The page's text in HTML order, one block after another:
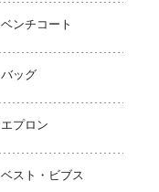
ベンチコート
バッグ
エプロン
ベスト・ビブス